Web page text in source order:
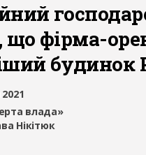
що фірма-
будинок
влада»
Нікітюк